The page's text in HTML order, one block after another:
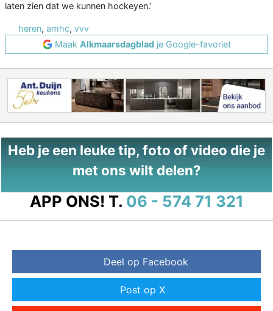
laten zien dat we kunnen hockeyen.’
heren, amhc, vvv
Maak Alkmaarsdagbladje Google-favoriet
Heb je een leuke tip, foto of video die je
met ons wilt delen?
APP ONS! T. 06 - 574 71 321
Deel op Facebook
Post op X